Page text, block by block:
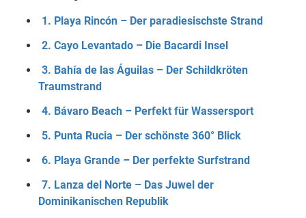
1. Playa Rincón – Der paradiesischste Strand
2. Cayo Levantado – Die Bacardi Insel
3. Bahía de las Águilas – Der Schildkröten
Traumstrand
4. Bávaro Beach – Perfekt für Wassersport
5. Punta Rucia – Der schönste 360° Blick
6. Playa Grande – Der perfekte Surfstrand
7. Lanza del Norte – Das Juwel der
Dominikanischen Republik